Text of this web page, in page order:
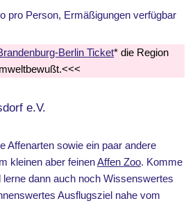
pro Person, Ermäßigungen verfügbar
Berlin Ticket* die Region
e.V.
Affenarten sowie ein paar andere
kleinen aber feinenAffen Zoo. Komme
lerne dann auch noch Wissenswertes
Ausflugsziel nahe vom